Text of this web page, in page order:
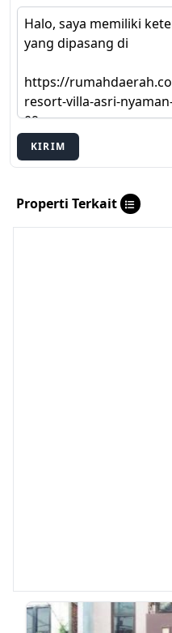
KIRIM
Properti Terkait